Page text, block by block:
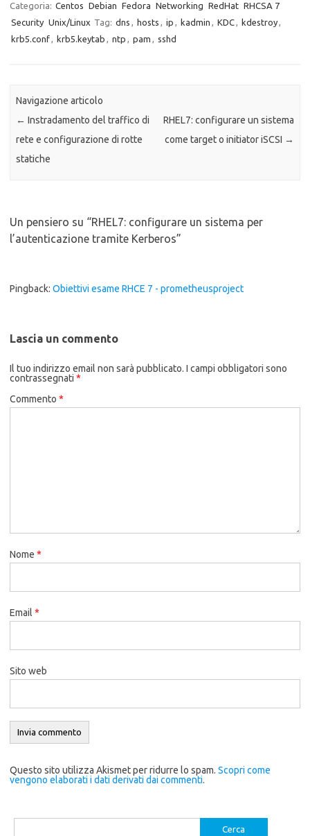
Categoria: Centos Debian Fedora Networking RedHat RHCSA 7
Security Unix/Linux Tag: dns , hosts , ip , kadmin , KDC, kdestroy,
krb5.conf, krb5.keytab , ntp , pam , sshd
Navigazione articolo
← Instradamento del traffico di
rete e configurazione di rotte
statiche
RHEL7: configurare un sistema
come target o initiator iSCSI →
Un pensiero su “RHEL7: configurare un sistema per
l’autenticazione tramite Kerberos”
Pingback: Obiettivi esame RHCE 7 - prometheusproject
Lascia un commento
Il tuo indirizzo email non sarà pubblicato. I campi obbligatori sono
contrassegnati *
Commento *
Nome *
Email *
Sito web
Questo sito utilizza Akismet per ridurre lo spam. Scopri come
vengono elaborati i dati derivati dai commenti.